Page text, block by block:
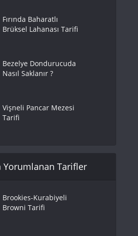
Fırında Baharatlı
Brüksel Lahanası Tarifi
Bezelye Dondurucuda
Nasıl Saklanır ?
Vişneli Pancar Mezesi
Tarifi
Yorumlanan Tarifler
Brookies-Kurabiyeli
Browni Tarifi